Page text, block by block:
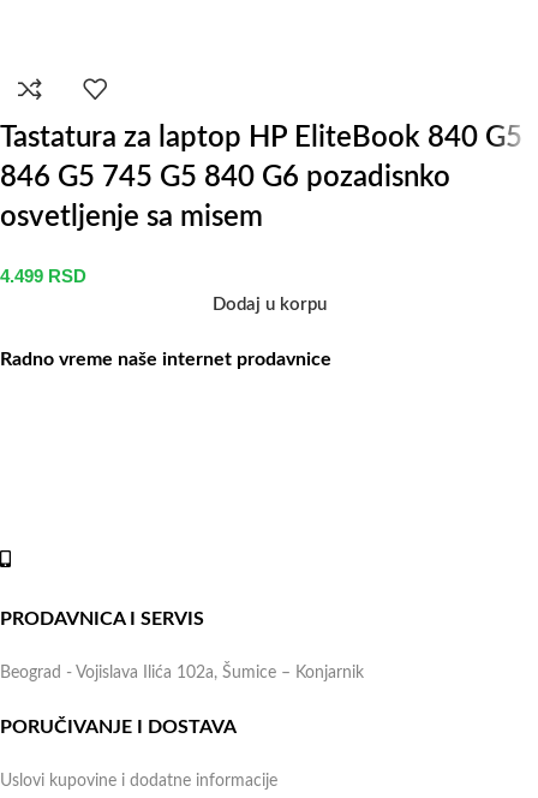
Tastatura za laptop HP EliteBook 840 G5
846 G5 745 G5 840 G6 pozadisnko
osvetljenje sa misem
4.499 RSD
Dodaj u korpu
Radno vreme naše internet prodavnice
+381 (69) 767-202
PRODAVNICA I SERVIS
Beograd - Vojislava Ilića 102a, Šumice – Konjarnik
PORUČIVANJE I DOSTAVA
Uslovi kupovine i dodatne informacije